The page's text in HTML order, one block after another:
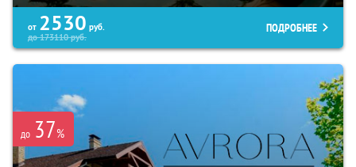
от 2530 руб.
до173110руб.
ПОДРОБНЕЕ
до 37%